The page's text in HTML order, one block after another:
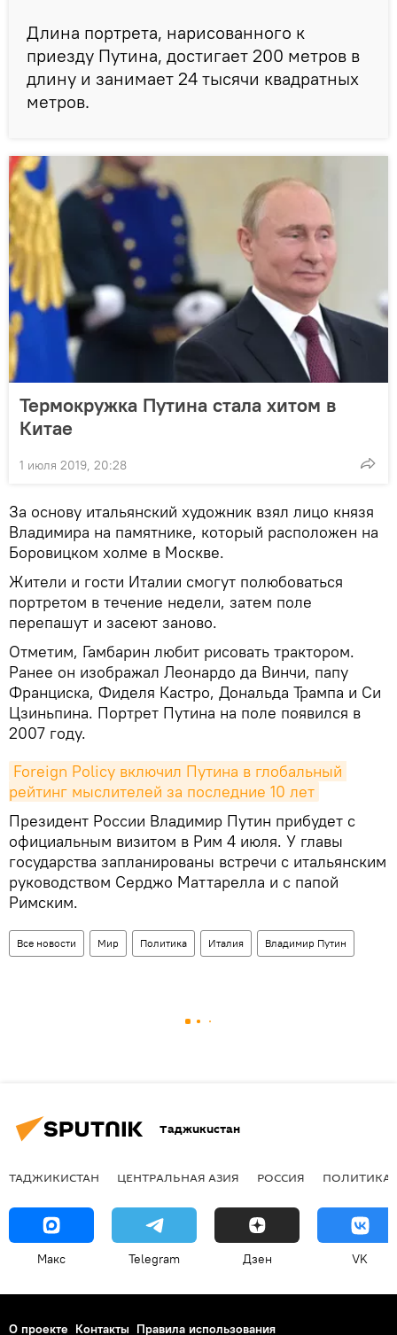
Длина портрета, нарисованного к
приезду Путина, достигает 200 метров в
длину и занимает 24 тысячи квадратных
метров.
Термокружка Путина стала хитом в
Китае
1 июля 2019, 20:28
За основу итальянский художник взял лицо князя
Владимира на памятнике, который расположен на
Боровицком холме в Москве.
Жители и гости Италии смогут полюбоваться
портретом в течение недели, затем поле
перепашут и засеют заново.
Отметим, Гамбарин любит рисовать трактором.
Ранее он изображал Леонардо да Винчи, папу
Франциска, Фиделя Кастро, Дональда Трампа и Си
Цзиньпина. Портрет Путина на поле появился в
2007 году.
Foreign Policy включил Путина в глобальный
рейтинг мыслителей за последние 10 лет
Президент России Владимир Путин прибудет с
официальным визитом в Рим 4 июля. У главы
государства запланированы встречи с итальянским
руководством Серджо Маттарелла и с папой
Римским.
Все новости Мир Политика Италия Владимир Путин
Таджикистан
ТАДЖИКИСТАН ЦЕНТРАЛЬНАЯ АЗИЯ РОССИЯ ПОЛИТИКА
Макс Telegram Дзен VK
О проекте Контакты Правила использования